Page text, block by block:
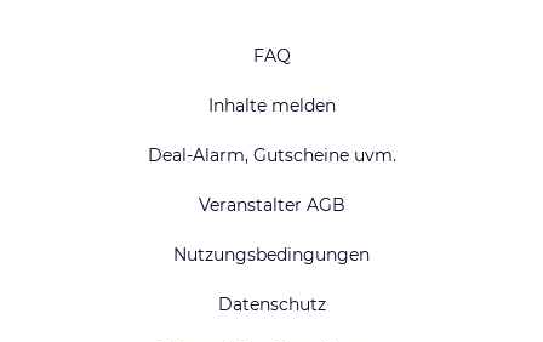
FAQ
Inhalte melden
Deal-Alarm, Gutscheine uvm.
Veranstalter AGB
Nutzungsbedingungen
Datenschutz